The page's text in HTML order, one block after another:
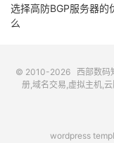
选择高防BGP服务器的
么
© 2010-2026 西部数码
册,域名交易,虚拟主机,
wordpress